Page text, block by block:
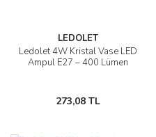
LEDOLET
Ledolet 4W Kristal Vase LED
Ampul E27 – 400 Lümen
273,08 TL